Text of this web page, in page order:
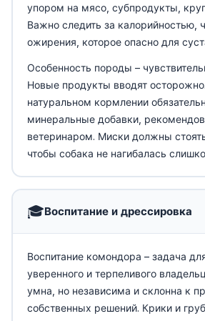
упором на мясо, субпродукты,
Важно следить за калорийностью,
ожирения, которое опасно для
Особенность породы –
Новые продукты вводят
натуральном кормлении
минеральные добавки,
ветеринаром. Миски должны
чтобы собака не нагибалась
🎓Воспитание и дрессировка
Воспитание комондора – задача
уверенного и терпеливого
умна, но независима и склонна к
собственных решений. Крики и